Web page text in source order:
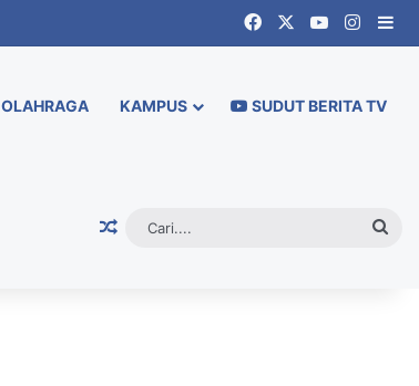
FacebookYouTube
OLAHRAGA KAMPUS SUDUT BERITA TV
Random Article